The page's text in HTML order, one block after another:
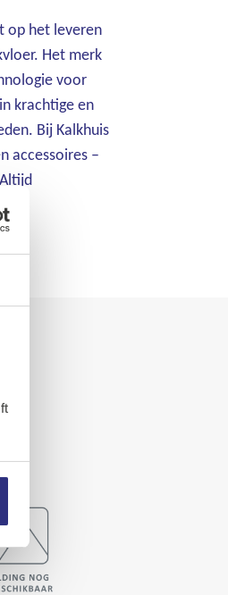
op het leveren
Het merk
voor
krachtige en
Bij Kalkhuis
accessoires –